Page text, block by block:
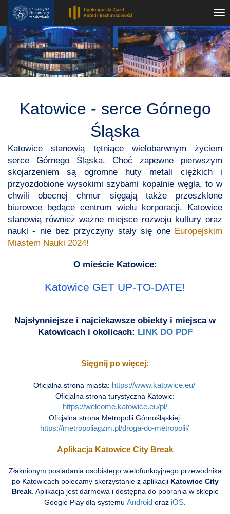
Katowice - serce Górnego
Śląska
Katowice stanowią tętniące wielobarwnym życiem
serce Górnego Śląska. Choć zapewne pierwszym
skojarzeniem są ogromne huty metali ciężkich i
przyozdobione wysokimi szybami kopalnie węgla, to w
chwili obecnej chmur sięgają także przeszklone
biurowce będące centrum wielu korporacji. Katowice
stanowią również ważne miejsce rozwoju kultury oraz
nauki - nie bez przyczyny stały się one Europejskim
Miastem Nauki 2024!
O mieście Katowice:
Katowice GET UP-TO-DATE!
Najsłynniejsze i najciekawsze obiekty i miejsca w
Katowicach i okolicach: LINK DO PDF
Sięgnij po więcej:
Oficjalna strona miasta: https://www.katowice.eu/
Oficjalna strona turystyczna Katowic:
https://welcome.katowice.eu/pl/
Oficjalna strona Metropolii Górnośląskiej:
https://metropoliagzm.pl/droga-do-metropolii/
Aplikacja Katowice City Break
Złaknionym posiadania osobistego wielofunkcyjnego przewodnika
po Katowicach polecamy skorzystanie z aplikacji Katowice City
Break. Aplikacja jest darmowa i dostępna do pobrania w sklepie
Google Play dla systemu Android oraz iOS